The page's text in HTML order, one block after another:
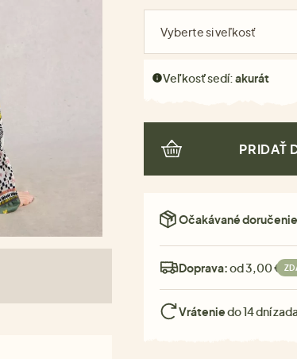
Vyberte si veľkosť
Veľkosť sedí:akurát
PRIDAŤ
Očakávané
Doprava:od 3,00 €
Vráteniedo 14 dní